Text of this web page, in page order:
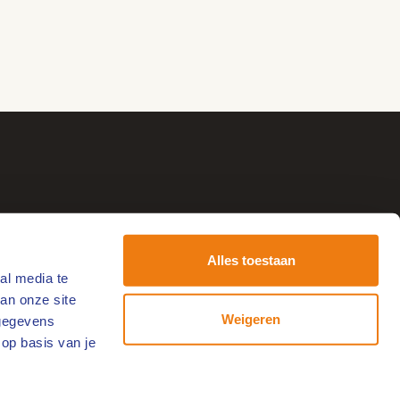
media te
onze site
basis van je
Alles toestaan
Weigeren
de leukste uitjes!